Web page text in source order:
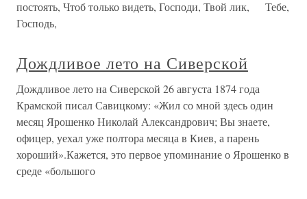
постоять, Чтоб только видеть, Господи, Твой лик, Тебе,
Господь,
Дождливое лето на Сиверской
Дождливое лето на Сиверской 26 августа 1874 года
Крамской писал Савицкому: «Жил со мной здесь один
месяц Ярошенко Николай Александрович; Вы знаете,
офицер, уехал уже полтора месяца в Киев, а парень
хороший».Кажется, это первое упоминание о Ярошенко в
среде «большого